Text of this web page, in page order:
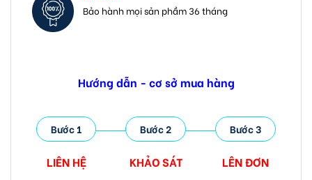
Bảo hành mọi sản phầm 36 tháng
Hướng dẫn - cơ sở mua hàng
Bước 1
LIÊN HỆ
Bước 2
KHẢO SÁT
Bước 3
LÊN ĐƠN